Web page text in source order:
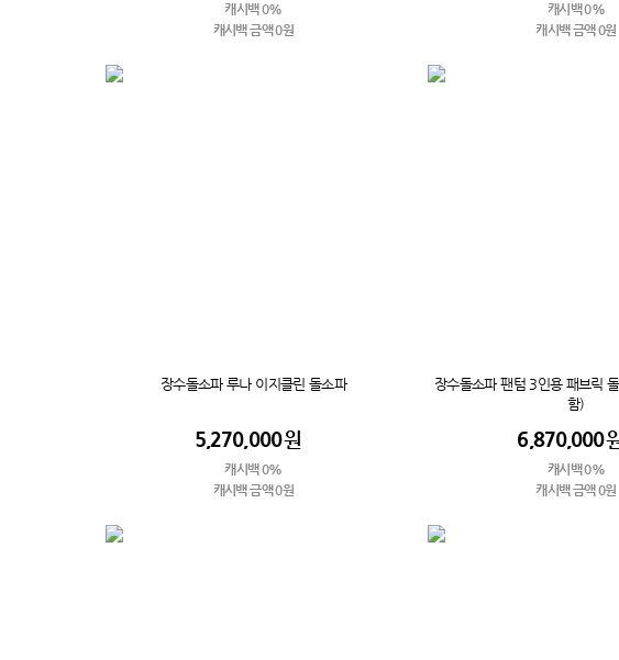
캐시백 0%
캐시백 금액 0원
캐시백 0%
캐시백 금액 0원
장수돌소파 루나 이지클린 돌소파
5,270,000원
캐시백 0%
캐시백 금액 0원
장수돌소파 팬텀 3인용 패브릭
함)
6,870,000원
캐시백 0%
캐시백 금액 0원